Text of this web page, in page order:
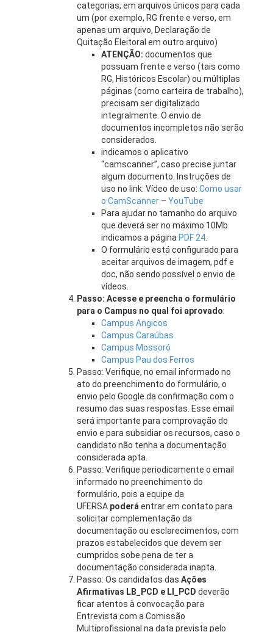
categorias, em arquivos únicos para cada
um (por exemplo, RG frente e verso, em
apenas um arquivo, Declaração de
Quitação Eleitoral em outro arquivo)
ATENÇÃO: documentos que
possuam frente e verso (tais como
RG, Históricos Escolar) ou múltiplas
páginas (como carteira de trabalho),
precisam ser digitalizado
integralmente. O envio de
documentos incompletos não serão
considerados.
indicamos o aplicativo
“camscanner”, caso precise juntar
algum documento. Instruções de
uso no link: Vídeo de uso: Como usar
o CamScanner – YouTube
Para ajudar no tamanho do arquivo
que deverá ser no máximo 10Mb
indicamos a página PDF 24
O formulário está configurado para
aceitar arquivos de imagem, pdf e
doc, não sendo possível o envio de
vídeos.
Passo: Acesse e preencha o formulário
para o Campus no qual foi aprovado:
Campus Angicos
Campus Caraúbas
Campus Mossoró
Campus Pau dos Ferros
Passo: Verifique, no email informado no
ato do preenchimento do formulário, o
envio pelo Google da confirmação com o
resumo das suas respostas. Esse email
será importante para comprovação do
envio e para subsidiar os recursos, caso o
candidato não tenha a documentação
considerada apta.
Passo: Verifique periodicamente o email
informado no preenchimento do
formulário, pois a equipe da
UFERSA poderá entrar em contato para
solicitar complementação da
documentação ou esclarecimentos, com
prazos estabelecidos que devem ser
cumpridos sobe pena de ter a
documentação considerada inapta.
Passo: Os candidatos das Ações
Afirmativas LB_PCD e LI_PCD deverão
ficar atentos à convocação para
Entrevista com a Comissão
Multiprofissional na data prevista pelo